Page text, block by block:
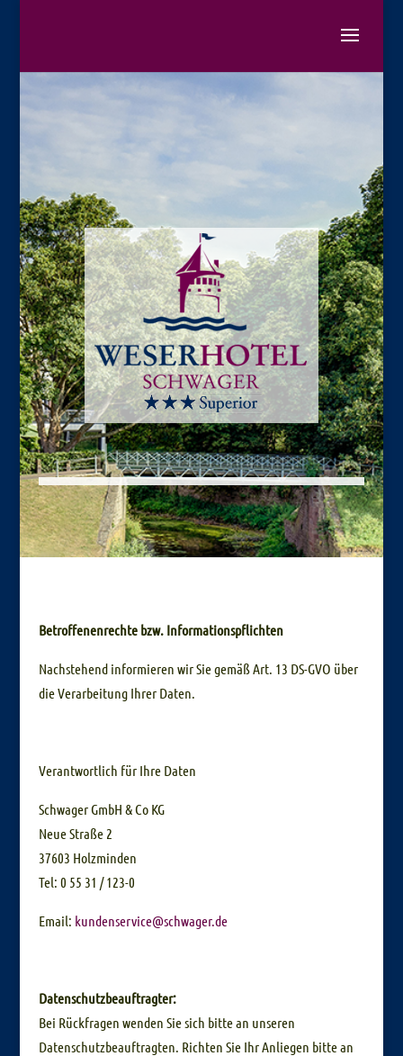
Betroffenenrechte bzw. Informationspflichten
Nachstehend informieren wir Sie gemäß Art. 13 DS-GVO über
die Verarbeitung Ihrer Daten.
Verantwortlich für Ihre Daten
Schwager GmbH & Co KG
Neue Straße 2
37603 Holzminden
Tel: 0 55 31 / 123-0
Email: kundenservice@schwager.de
Datenschutzbeauftragter:
Bei Rückfragen wenden Sie sich bitte an unseren
Datenschutzbeauftragten. Richten Sie Ihr Anliegen bitte an